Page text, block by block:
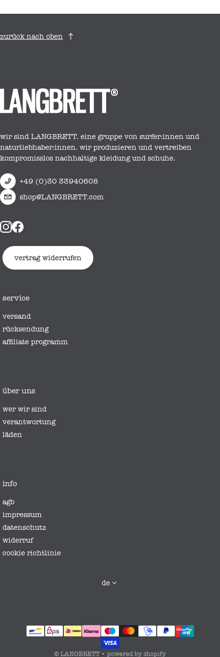
zurück nach oben
wir sind LANGBRETT. eine gruppe von surfer:innen und
naturliebhaber:innen. wir produzieren und vertreiben
kompromisslos nachhaltige kleidung und schuhe.
+49 (0)30 33940608
shop@LANGBRETT.com
vertrag widerrufen
service
versand
rücksendung
affiliate programm
über uns
wer wir sind
verantwortung
läden
info
agb
impressum
datenschutz
widerruf
cookie richtlinie
sprache
de
zahlungsmethoden
© LANGBRETT • powered by shopify